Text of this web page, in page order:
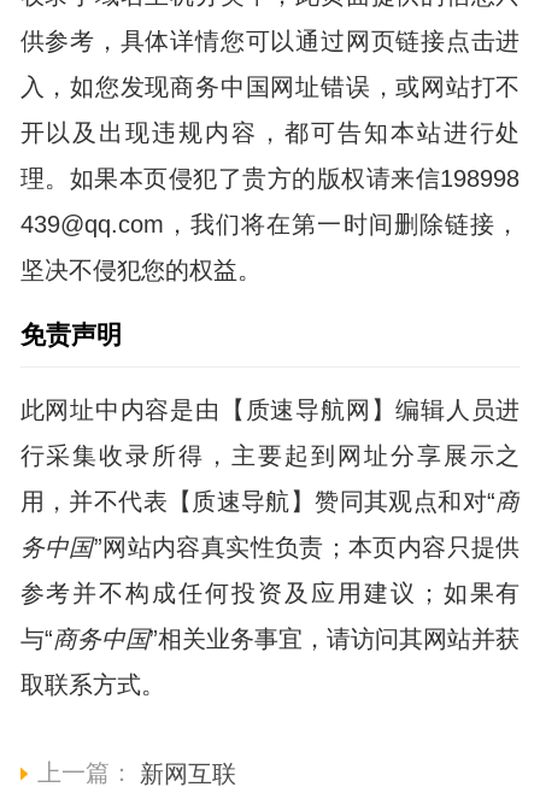
供参考，具体详情您可以通过网页链接点击进
入，如您发现商务中国网址错误，或网站打不
开以及出现违规内容，都可告知本站进行处
理。如果本页侵犯了贵方的版权请来信198998
439@qq.com，我们将在第一时间删除链接，
坚决不侵犯您的权益。
免责声明
此网址中内容是由【质速导航网】编辑人员进
行采集收录所得，主要起到网址分享展示之
用，并不代表【质速导航】赞同其观点和对“商
务中国”网站内容真实性负责；本页内容只提供
参考并不构成任何投资及应用建议；如果有
与“商务中国”相关业务事宜，请访问其网站并获
取联系方式。
上一篇：
新网互联